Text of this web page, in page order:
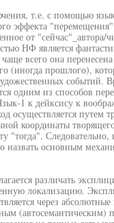
т.е. с помощью
эффекта
от "сейчас"_автора/
НФ является
всего она
(иногда прошлого),
событий.
одним из способов
1 к дейксису к
осуществляется путем
координаты
"тогда". Следовательно,
назвать основным
различать
локализацию.
через абсолютные
(автосемантическим)